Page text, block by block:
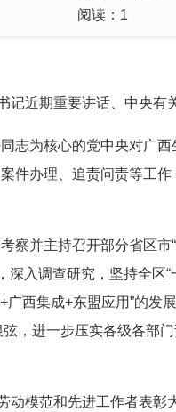
阅读： 1
近期重要讲话、中央有
志为核心的党中央对广
件办理、追责问责等工
并主持召开部分省区
入调查研究，坚持全区
广西集成+东盟应用”的
，进一步压实各级各部
模范和先进工作者表